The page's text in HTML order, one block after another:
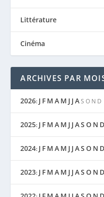
Littérature
Cinéma
ARCHIVES PAR
2026: J F M A M J J A S O N D
2025: J F M A M J J AS O N D
2024: J F M A M J J AS O N D
2023: J F M A M J J AS O N D